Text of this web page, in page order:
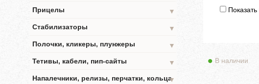
Прицелы
▼
Стабилизаторы
▼
Полочки, кликеры, плунжеры
▼
Тетивы, кабели, пип-сайты
▼
Напалечники, релизы, перчатки, кольца▼
В наличии